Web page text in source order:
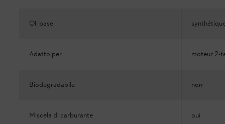
Oli base
Adatto per moteur 2-
Biodegradabile non
Miscela di carburante oui